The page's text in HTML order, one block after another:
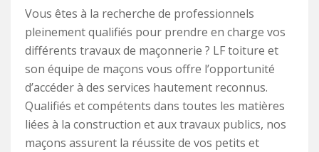
Vous êtes à la recherche de professionnels
pleinement qualifiés pour prendre en charge vos
différents travaux de maçonnerie ? LF toiture et
son équipe de maçons vous offre l’opportunité
d’accéder à des services hautement reconnus.
Qualifiés et compétents dans toutes les matières
liées à la construction et aux travaux publics, nos
maçons assurent la réussite de vos petits et